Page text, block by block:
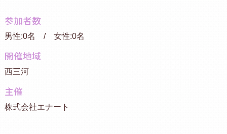
参加者数
男性:0名 / 女性:0名
開催地域
西三河
主催
株式会社エナート